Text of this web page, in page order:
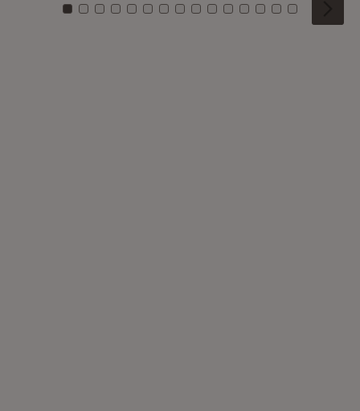
Zu Kachel: 0
Zu Kachel: 1
Zu Kachel: 2
Zu Kachel: 3
Zu Kachel: 4
Zu Kachel: 5
Zu Kachel: 6
Zu Kachel: 7
Zu Kachel: 8
Zu Kachel: 9
Zu Kachel: 10
Zu Kachel: 11
Zu Kachel: 12
Zu Kachel:
Zu